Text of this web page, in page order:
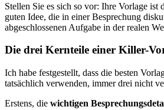
Stellen Sie es sich so vor: Ihre Vorlage ist
guten Idee, die in einer Besprechung
abgeschlossenen Aufgabe in der realen
Die drei Kernteile einer Killer-
Ich habe festgestellt, dass die besten
tatsächlich verwenden, immer drei nicht
Erstens, die wichtigen